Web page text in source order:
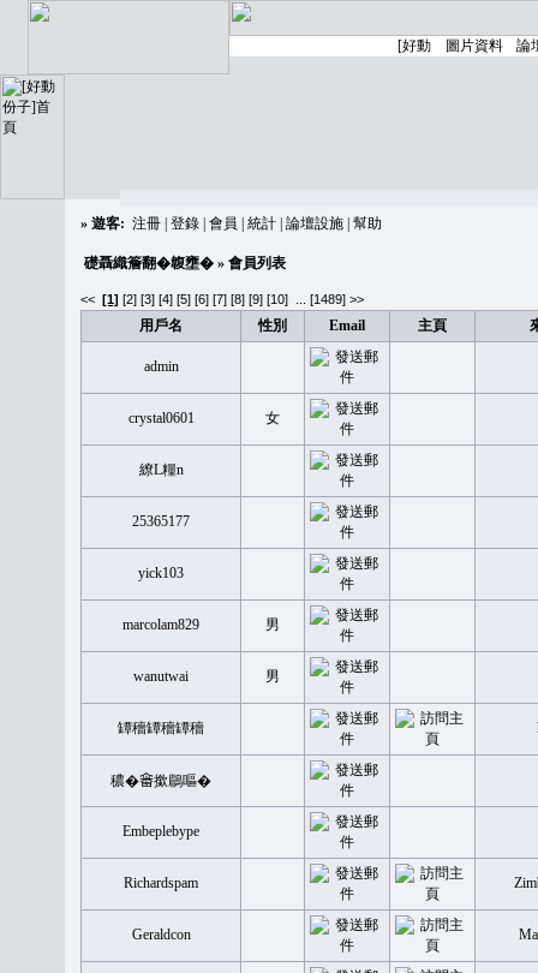
» 遊客: 注冊 登錄 會員 統計 論壇設施 幫助
礎聶織簷翻�䪖壅� » 會員列表
<< [1] [2] [3] [4] [5] [6] [7] [8] [9] [10] [1489] >>
用戶名 性別 Email 主頁
admin
crystal0601 女
繚L糧n
25365177
yick103
marcolam829 男
wanutwai 男
罈穡罈穡罈穡
穠�𤲞撳鶥嘔�
Embeplebype
Richardspam
Geraldcon